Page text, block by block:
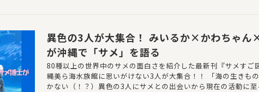
異色の3人が大集合！ みいるか×かわちゃん
が沖縄で「サメ」を語る
80種以上の世界中のサメの面白さを紹介した最新刊『サメすご
縄美ら海水族館に思いがけない3人が大集合！！ 「海の生きも
かない（！？）異色の3人にサメとの出会いから現在の活動に